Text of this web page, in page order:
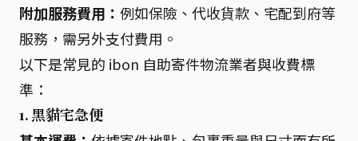
附加服務費用： 例如保險、代收貨款、宅配到府等
服務，需另外支付費用。
以下是常見的 ibon 自助寄件物流業者與收費標
準：
1. 黑貓宅急便